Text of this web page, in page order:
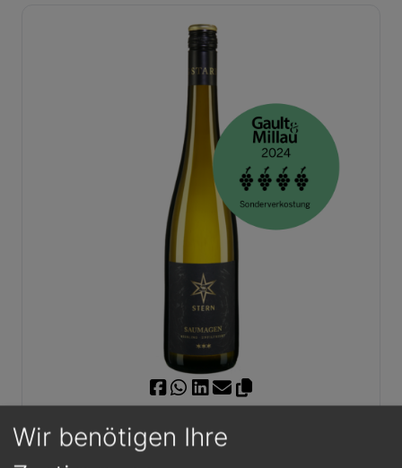
Wir benötigen Ihre